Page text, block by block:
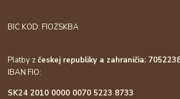
BIC KOD: FIOZSKBA
Platby zčeskej republiky a zahraničia:
IBAN FIO:
SK24 2010 0000 0070 5223 8733